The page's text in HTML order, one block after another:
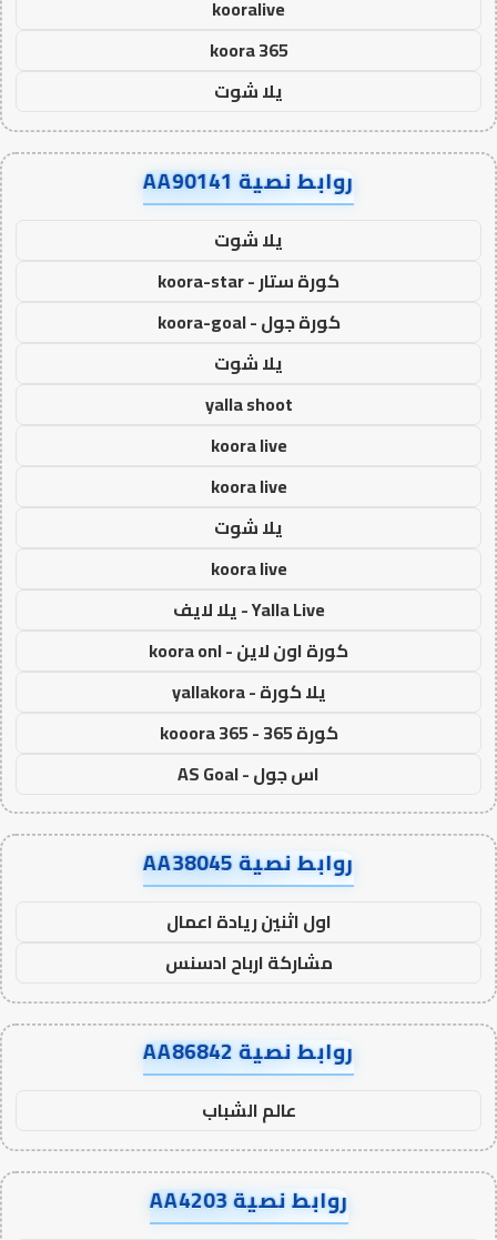
kooralive
koora 365
يلا شوت
روابط نصية AA90141
يلا شوت
كورة ستار - koora-star
كورة جول - koora-goal
يلا شوت
yalla shoot
koora live
koora live
يلا شوت
koora live
Yalla Live - يلا لايف
كورة اون لاين - koora onl
يلا كورة - yallakora
كورة 365 - kooora 365
اس جول - AS Goal
روابط نصية AA38045
اول اثنين ريادة اعمال
مشاركة ارباح ادسنس
روابط نصية AA86842
عالم الشباب
روابط نصية AA4203